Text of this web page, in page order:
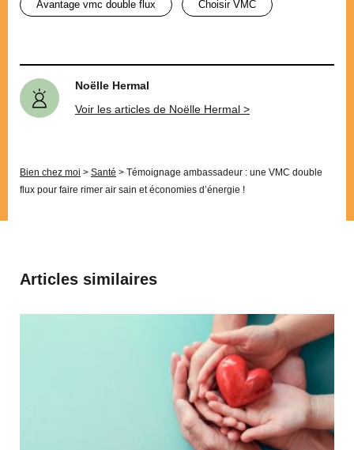
avantage vmc double flux choisir VMC
Noëlle Hermal
Voir les articles de Noëlle Hermal >
Bien chez moi > Santé > Témoignage ambassadeur : une VMC double
flux pour faire rimer air sain et économies d’énergie !
Articles similaires